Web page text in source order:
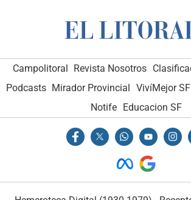
Campolitoral Revista Nosotros
Podcasts Mirador Provincial VivíMejor SF
Notife Educacion SF